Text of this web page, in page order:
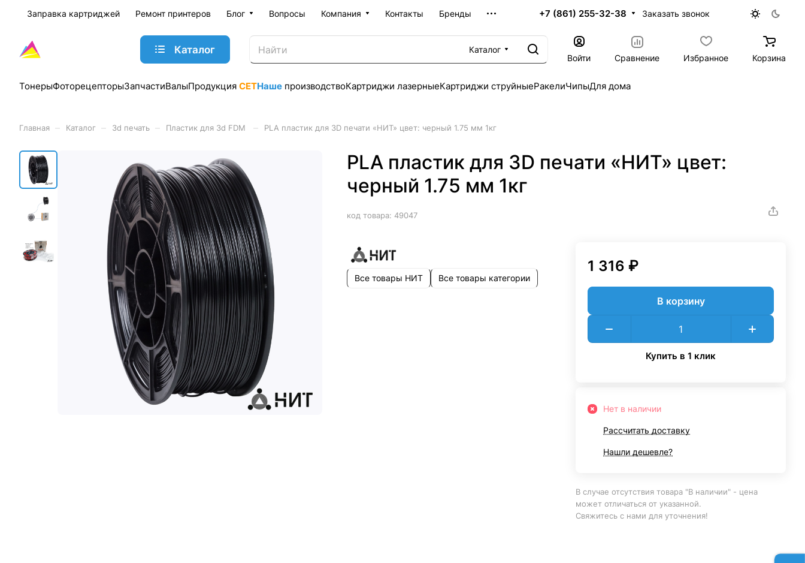
Заправка картриджей Ремонт принтеров Блог Вопросы Компания Контакты Бренды +7 (861) 255-32-38 Заказать звонок
Каталог
Каталог
Войти
Сравнение Избранное Корзина
ТонерыФоторецепторыЗапчастиВалыПродукция CETНаше производствоКартриджи лазерныеКартриджи струйныеРакелиЧипыДля дома
Главная Каталог 3d печать Пластик для 3d FDM PLA пластик для 3D печати «НИТ» цвет: черный 1.75 мм 1кг
PLA пластик для 3D печати «НИТ» цвет:
черный 1.75 мм 1кг
код товара: 49047
Все товары НИТ Все товары категории
1 316 ₽
В корзину
Купить в 1 клик
Нет в наличии
Рассчитать доставку
Нашли дешевле?
В случае отсутствия товара "В наличии" - цена
может отличаться от указанной.
Свяжитесь с нами для уточнения!